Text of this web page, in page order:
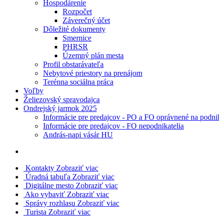
Hospodárenie
Rozpočet
Záverečný účet
Dôležité dokumenty
Smernice
PHRSR
Územný plán mesta
Profil obstarávateľa
Nebytové priestory na prenájom
Terénna sociálna práca
Voľby
Želiezovský spravodajca
Ondrejský jarmok 2025
Informácie pre predajcov - PO a FO oprávnené na
Informácie pre predajcov - FO nepodnikatelia
András-napi vásár HU
Kontakty Zobraziť viac
Úradná tabuľa Zobraziť viac
Digitálne mesto Zobraziť viac
Ako vybaviť Zobraziť viac
Správy rozhlasu Zobraziť viac
Turista Zobraziť viac